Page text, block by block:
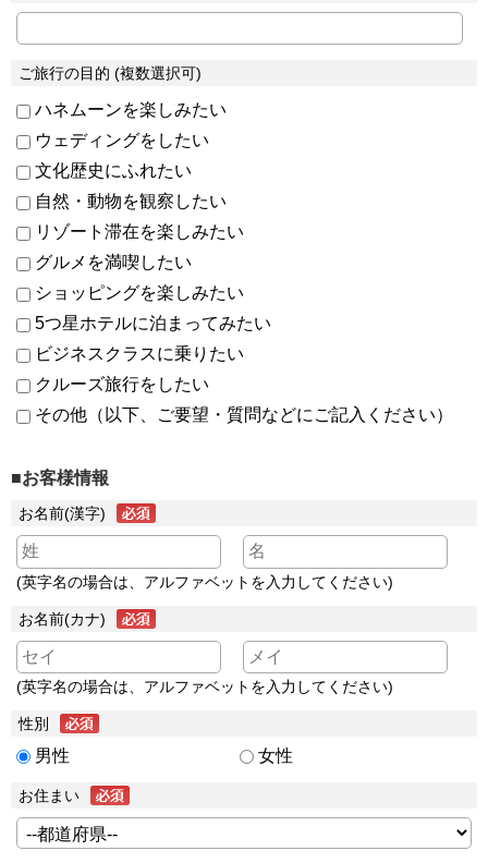
ご旅行の目的 (複数選択可)
ハネムーンを楽しみたい
ウェディングをしたい
文化歴史にふれたい
自然・動物を観察したい
リゾート滞在を楽しみたい
グルメを満喫したい
ショッピングを楽しみたい
5つ星ホテルに泊まってみたい
ビジネスクラスに乗りたい
クルーズ旅行をしたい
その他（以下、ご要望・質問などにご記入ください）
■お客様情報
お名前(漢字)
(英字名の場合は、アルファベットを入力してください)
お名前(カナ)
(英字名の場合は、アルファベットを入力してください)
性別
男性 女性
お住まい